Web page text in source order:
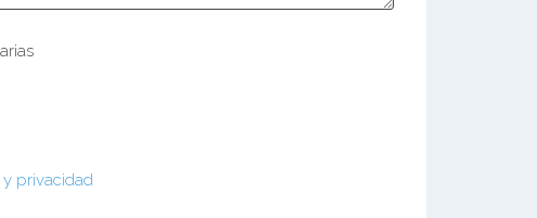
y privacidad